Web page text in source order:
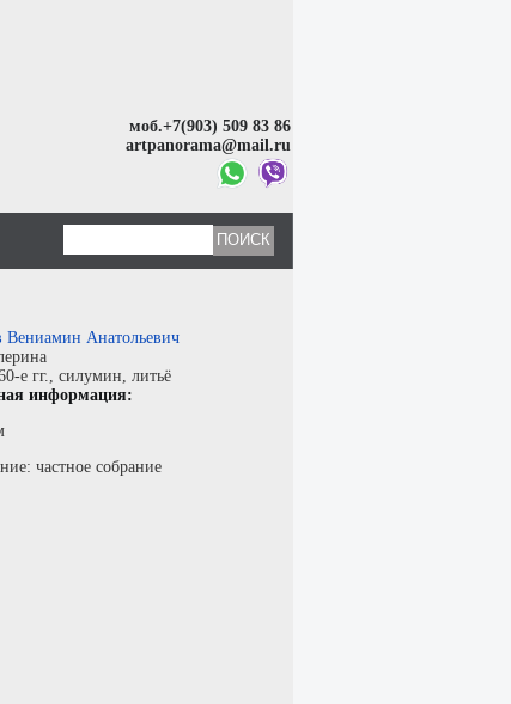
моб.+7(903) 509 83 86
artpanorama@mail.ru
Вениамин Анатольевич
е гг., силумин, литьё
информация:
частное собрание